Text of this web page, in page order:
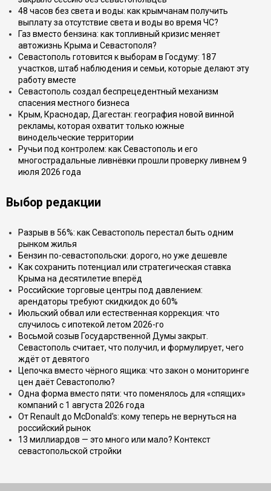
48 часов без света и воды: как крымчанам получить
выплату за отсутствие света и воды во время ЧС?
Газ вместо бензина: как топливный кризис меняет
автожизнь Крыма и Севастополя?
Севастополь готовится к выборам в Госдуму: 187
участков, штаб наблюдения и семьи, которые делают эту
работу вместе
Севастополь создал беспрецедентный механизм
спасения местного бизнеса
Крым, Краснодар, Дагестан: география новой винной
рекламы, которая охватит только южные
винодельческие территории
Ручьи под контролем: как Севастополь и его
многострадальные ливнёвки прошли проверку ливнем 9
июля 2026 года
Выбор редакции
Разрыв в 56%: как Севастополь перестал быть одним
рынком жилья
Бензин по-севастопольски: дорого, но уже дешевле
Как сохранить потенциал или стратегическая ставка
Крыма на десятилетие вперёд
Российские торговые центры под давлением:
арендаторы требуют скидкидок до 60%
Июльский обвал или естественная коррекция: что
случилось с ипотекой летом 2026-го
Восьмой созыв Государственной Думы закрыт.
Севастополь считает, что получил, и формулирует, чего
ждёт от девятого
Цепочка вместо чёрного ящика: что закон о мониторинге
цен даёт Севастополю?
Одна форма вместо пяти: что поменялось для «спящих»
компаний с 1 августа 2026 года
От Renault до McDonald's: кому теперь не вернуться на
российский рынок
13 миллиардов — это много или мало? Контекст
севастопольской стройки